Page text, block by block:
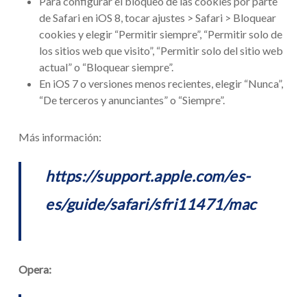
de Safari en iOS 8, tocar ajustes > Safari > Bloquear
cookies y elegir “Permitir siempre”, “Permitir solo de
los sitios web que visito”, “Permitir solo del sitio web
actual” o “Bloquear siempre”.
En iOS 7 o versiones menos recientes, elegir “Nunca”,
“De terceros y anunciantes” o “Siempre”.
Más información:
https://support.apple.com/es-
es/guide/safari/sfri11471/mac
Opera: